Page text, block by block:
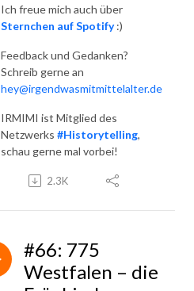
Ich freue mich auch über
Sternchen auf Spotify:)
Feedback und Gedanken?
Schreib gerne an
hey@irgendwasmitmittelalter.de
IRMIMI ist Mitglied des
Netzwerks #Historytelling,
schau gerne mal vorbei!
2.3K
#66: 775
Westfalen – die